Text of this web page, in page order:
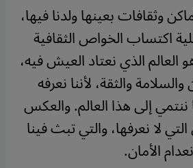
وثقافات بعينها ولدنا فيها،
اكتساب الخواص الثقافية
العالم الذي نعتاد العيش فيه،
والثقة، لأننا نعرفه
ننتمي إلى هذا العالم. والعكس
لا نعرفها، والتي تبث فينا
الأمان.